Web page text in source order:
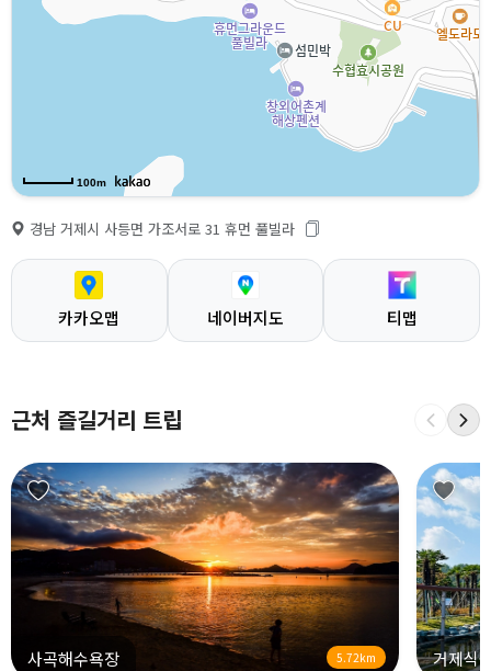
100m
경남 거제시 사등면 가조서로 31 휴먼 풀빌라
카카오맵 네이버지도 티맵
근처 즐길거리 트립
사곡해수욕장 5.72km 거제식